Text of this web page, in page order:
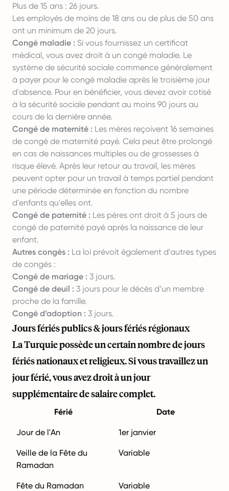
Plus de 15 ans : 26 jours.
Les employés de moins de 18 ans ou de plus de 50 ans
ont un minimum de 20 jours.
Congé maladie : Si vous fournissez un certificat
médical, vous avez droit à un congé maladie. Le
système de sécurité sociale commence généralement
à payer pour le congé maladie après le troisième jour
d'absence. Pour en bénéficier, vous devez avoir cotisé
à la sécurité sociale pendant au moins 90 jours au
cours de la dernière année.
Congé de maternité : Les mères reçoivent 16 semaines
de congé de maternité payé. Cela peut être prolongé
en cas de naissances multiples ou de grossesses à
risque élevé. Après leur retour au travail, les mères
peuvent opter pour un travail à temps partiel pendant
une période déterminée en fonction du nombre
d'enfants qu'elles ont.
Congé de paternité : Les pères ont droit à 5 jours de
congé de paternité payé après la naissance de leur
enfant.
Autres congés : La loi prévoit également d'autres types
de congés :
Congé de mariage : 3 jours.
Congé de deuil : 3 jours pour le décès d’un membre
proche de la famille.
Congé d’adoption : 3 jours.
Jours fériés publics & jours fériés régionaux
La Turquie possède un certain nombre de jours
fériés nationaux et religieux. Si vous travaillez un
jour férié, vous avez droit à un jour
supplémentaire de salaire complet.
Férié Date
Jour de l'An 1er janvier
Veille de la Fête du
Ramadan
Variable
Fête du Ramadan Variable